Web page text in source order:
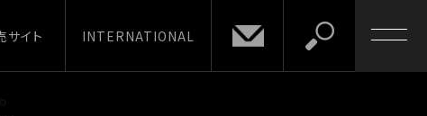
サイト INTERNATIONAL